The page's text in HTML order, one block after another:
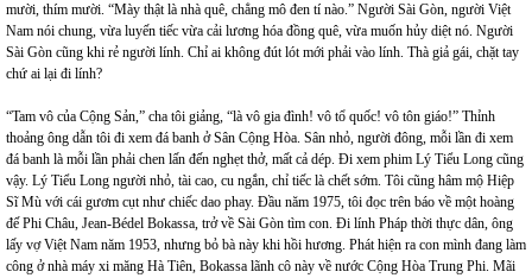
mười, thím mười. “Mày thật là nhà quê, chẳng mô đen tí nào.” Người Sài Gòn, người Việt
Nam nói chung, vừa luyến tiếc vừa cải lương hóa đồng quê, vừa muốn hủy diệt nó. Người
Sài Gòn cũng khi rẻ người lính. Chỉ ai không đút lót mới phải vào lính. Thà giả gái, chặt tay
chứ ai lại đi lính?
“Tam vô của Cộng Sản,” cha tôi giảng, “là vô gia đình! vô tổ quốc! vô tôn giáo!” Thỉnh
thoảng ông dẫn tôi đi xem đá banh ở Sân Cộng Hòa. Sân nhỏ, người đông, mỗi lần đi xem
đá banh là mỗi lần phải chen lấn đến nghẹt thở, mất cả dép. Đi xem phim Lý Tiểu Long cũng
vậy. Lý Tiểu Long người nhỏ, tài cao, cu ngắn, chỉ tiếc là chết sớm. Tôi cũng hâm mộ Hiệp
Sĩ Mù với cái gươm cụt như chiếc dao phay. Đầu năm 1975, tôi đọc trên báo về một hoàng
đế Phi Châu, Jean-Bédel Bokassa, trở về Sài Gòn tìm con. Đi lính Pháp thời thực dân, ông
lấy vợ Việt Nam năm 1953, nhưng bỏ bà này khi hồi hương. Phát hiện ra con mình đang làm
công ở nhà máy xi măng Hà Tiên, Bokassa lãnh cô này về nước Cộng Hòa Trung Phi. Mãi